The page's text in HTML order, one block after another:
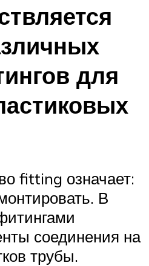
для
fitting означает:
В
соединения на
трубы.